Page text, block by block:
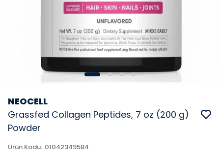
NEOCELL
Grassfed Collagen Peptides, 7 oz (200 g)
Powder
Ürün Kodu: 01042349584